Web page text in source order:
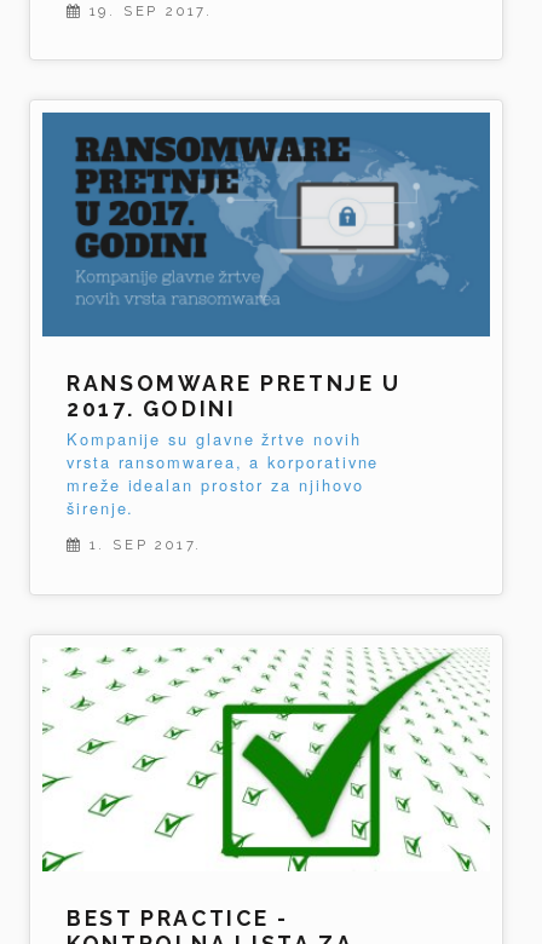
19. SEP 2017.
RANSOMWARE PRETNJE U
2017. GODINI
Kompanije su glavne žrtve novih
vrsta ransomwarea, a korporativne
mreže idealan prostor za njihovo
širenje.
1. SEP 2017.
BEST PRACTICE -